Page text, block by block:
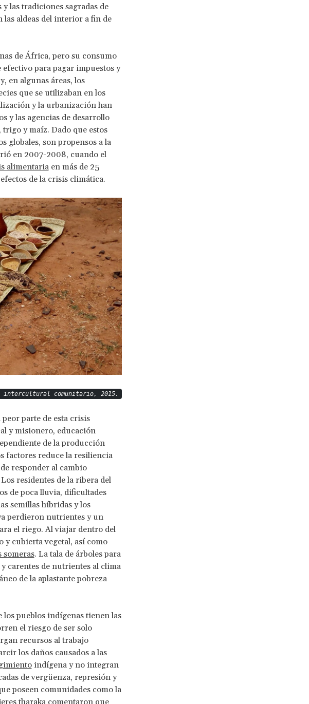
las tradiciones sagradas de
las aldeas del interior a fin de
de África, pero su consumo
para pagar impuestos y
en algunas áreas, los
que se utilizaban en los
y la urbanización han
y las agencias de desarrollo
y maíz. Dado que estos
globales, son propensos a la
en 2007-2008, cuando el
alimentariaen más de 25
de la crisis climática.
intercultural comunitario, 2015.
parte de esta crisis
y misionero, educación
de la producción
factores reduce la resiliencia
responder al cambio
residentes de la ribera del
de poca lluvia, dificultades
semillas híbridas y los
perdieron nutrientes y un
el riego. Al viajar dentro del
y cubierta vegetal, así como
someras. La tala de árboles para
carentes de nutrientes al clima
de la aplastante pobreza
los pueblos indígenas tienen las
el riesgo de ser solo
recursos al trabajo
los daños causados a las
indígena y no integran
de vergüenza, represión y
poseen comunidades como la